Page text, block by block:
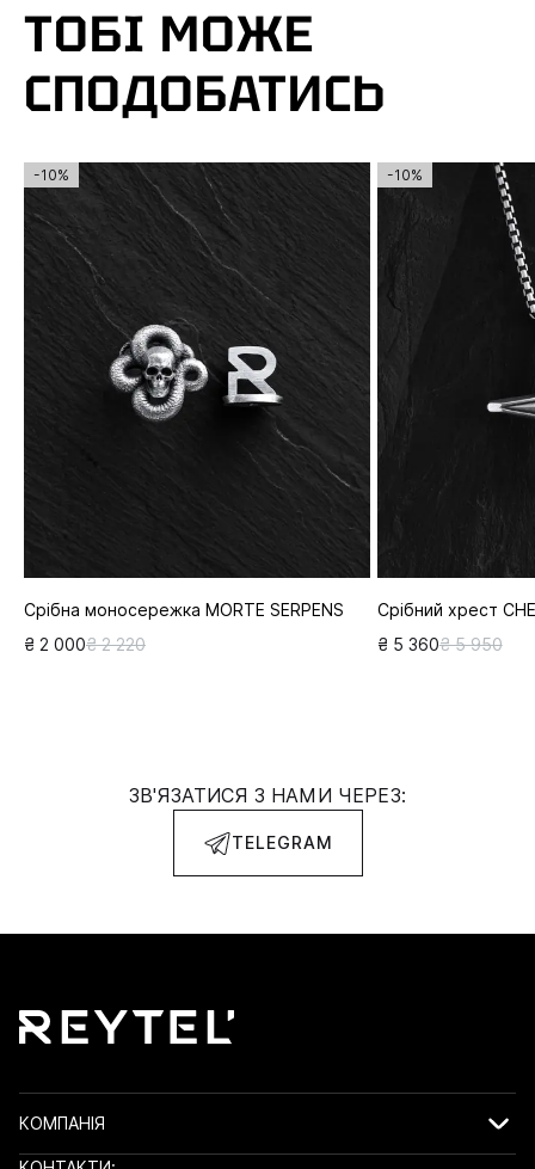
ТОБІ МОЖЕ
СПОДОБАТИСЬ
-10%
Срібна моносережка MORTE SERPENS
₴ 2 000₴ 2 220
-10%
Срібний хрест
₴ 5 360₴ 5 950
ЗВ'ЯЗАТИСЯ З НАМИ ЧЕРЕЗ:
TELEGRAM
КОМПАНІЯ